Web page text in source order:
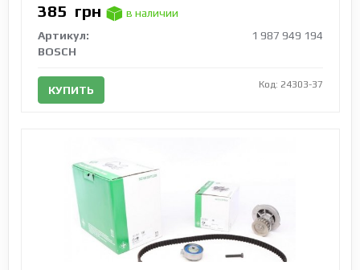
385 грн
в наличии
Артикул:
1 987 949 194
BOSCH
КУПИТЬ Код: 24303-37